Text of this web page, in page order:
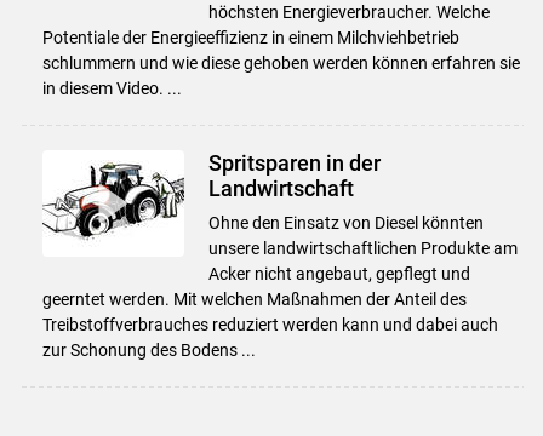
höchsten Energieverbraucher. Welche
Potentiale der Energieeffizienz in einem Milchviehbetrieb
schlummern und wie diese gehoben werden können erfahren sie
in diesem Video. ...
Spritsparen in der
Landwirtschaft
Ohne den Einsatz von Diesel könnten
unsere landwirtschaftlichen Produkte am
Acker nicht angebaut, gepflegt und
geerntet werden. Mit welchen Maßnahmen der Anteil des
Treibstoffverbrauches reduziert werden kann und dabei auch
zur Schonung des Bodens ...